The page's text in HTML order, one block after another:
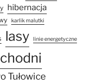
hibernacja
karlik malutki
lasy linie energetyczne
Tułowice